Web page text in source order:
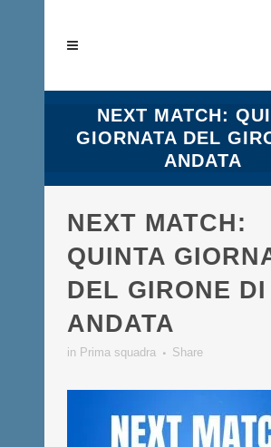
NEXT MATCH:
GIORNATA DEL
ANDATA
NEXT MATCH:
QUINTA
DEL GIRONE DI
ANDATA
in Prima squadra Share